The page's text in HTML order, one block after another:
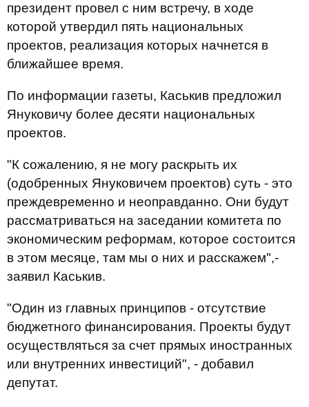
президент провел с ним встречу, в ходе
которой утвердил пять национальных
проектов, реализация которых начнется в
ближайшее время.
По информации газеты, Каськив предложил
Януковичу более десяти национальных
проектов.
"К сожалению, я не могу раскрыть их
(одобренных Януковичем проектов) суть - это
преждевременно и неоправданно. Они будут
рассматриваться на заседании комитета по
экономическим реформам, которое состоится
в этом месяце, там мы о них и расскажем",-
заявил Каськив.
"Один из главных принципов - отсутствие
бюджетного финансирования. Проекты будут
осуществляться за счет прямых иностранных
или внутренних инвестиций", - добавил
депутат.